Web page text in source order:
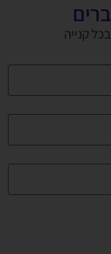
קנייה